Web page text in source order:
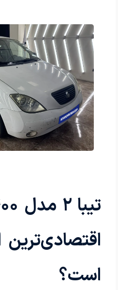
اقتصادی‌ترین
است؟